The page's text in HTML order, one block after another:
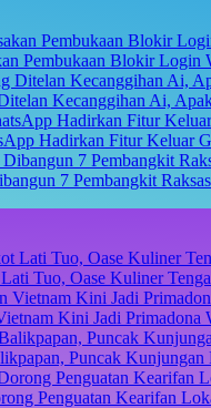
Pembukaan Blokir Login
Kecanggihan Ai,
Hadirkan Fitur Keluar
7 Pembangkit
Tuo, Oase Kuliner
Kini Jadi Primadona
Puncak
Penguatan Kearifan